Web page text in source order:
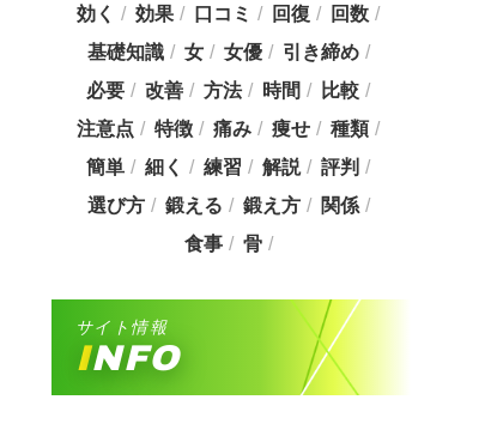
効く
効果 口コミ 回復
回数
基礎知識
女 女優
引き締め
必要
改善 方法 時間
比較
注意点
特徴 痛み 痩せ
種類
簡単
細く 練習 解説
評判
選び方
鍛える 鍛え方
関係
食事
骨
サイト情報
INFO